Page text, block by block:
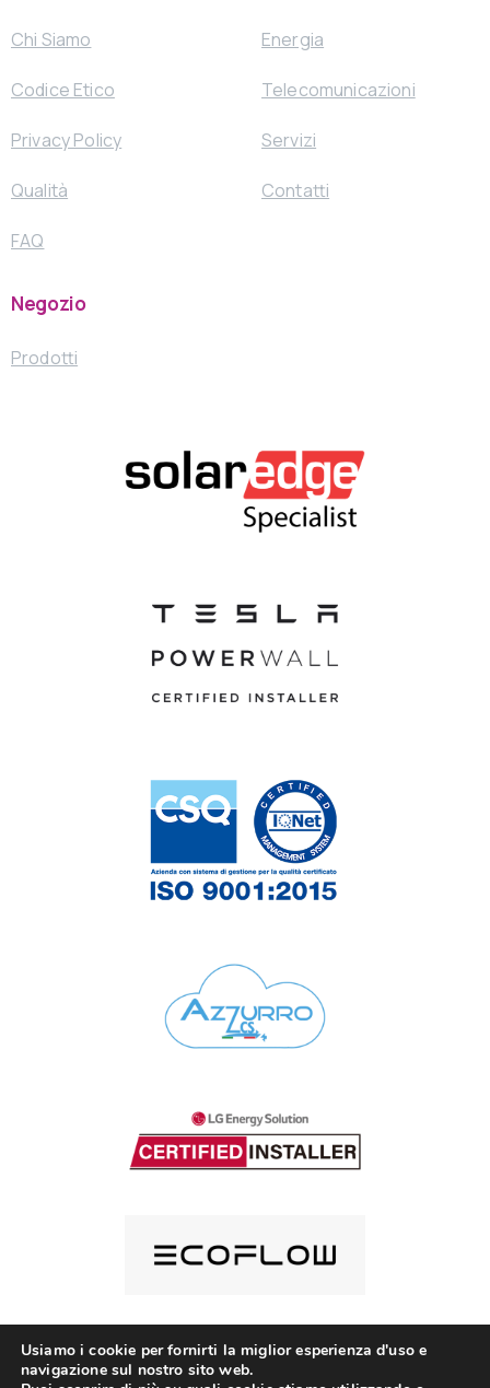
Chi Siamo
Codice Etico
Privacy Policy
Qualità
FAQ
Energia
Telecomunicazioni
Servizi
Contatti
Negozio
Prodotti
Usiamo i cookie per fornirti la miglior esperienza d'uso e
navigazione sul nostro sito web.